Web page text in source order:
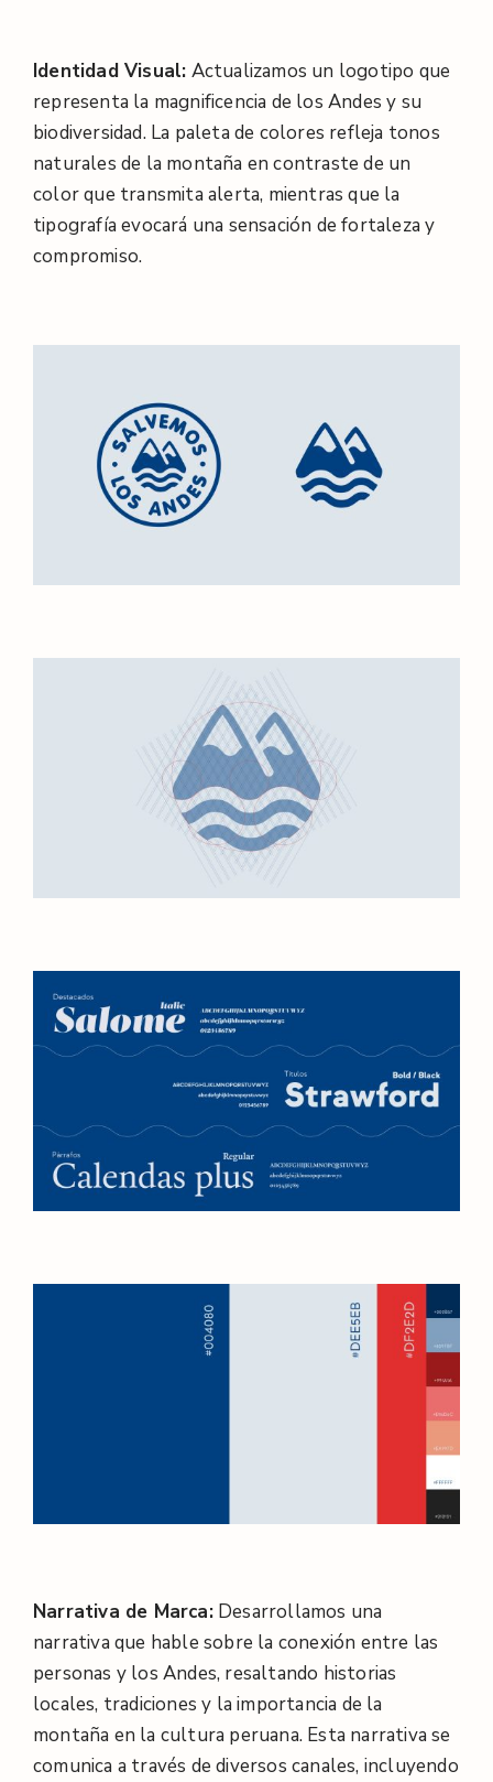
Identidad Visual: Actualizamos un logotipo que
representa la magnificencia de los Andes y su
biodiversidad. La paleta de colores refleja tonos
naturales de la montaña en contraste de un
color que transmita alerta, mientras que la
tipografía evocará una sensación de fortaleza y
compromiso.
Narrativa de Marca:Desarrollamos una
narrativa que hable sobre la conexión entre las
personas y los Andes, resaltando historias
locales, tradiciones y la importancia de la
montaña en la cultura peruana. Esta narrativa se
comunica a través de diversos canales, incluyendo